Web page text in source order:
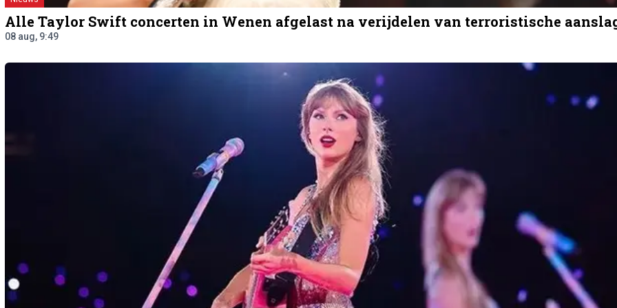
Alle Taylor Swift concerten in Wenen afgelast na verijdelen van terroristische
08 aug, 9:49